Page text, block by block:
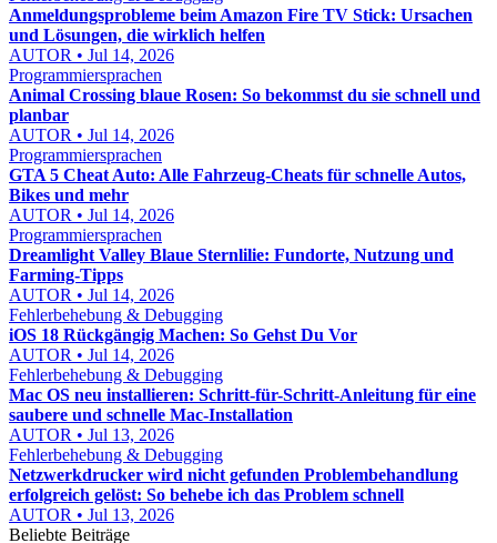
Anmeldungsprobleme beim Amazon Fire TV Stick: Ursachen
und Lösungen, die wirklich helfen
AUTOR • Jul 14, 2026
Programmiersprachen
Animal Crossing blaue Rosen: So bekommst du sie schnell und
planbar
AUTOR • Jul 14, 2026
Programmiersprachen
GTA 5 Cheat Auto: Alle Fahrzeug-Cheats für schnelle Autos,
Bikes und mehr
AUTOR • Jul 14, 2026
Programmiersprachen
Dreamlight Valley Blaue Sternlilie: Fundorte, Nutzung und
Farming-Tipps
AUTOR • Jul 14, 2026
Fehlerbehebung & Debugging
iOS 18 Rückgängig Machen: So Gehst Du Vor
AUTOR • Jul 14, 2026
Fehlerbehebung & Debugging
Mac OS neu installieren: Schritt-für-Schritt-Anleitung für eine
saubere und schnelle Mac-Installation
AUTOR • Jul 13, 2026
Fehlerbehebung & Debugging
Netzwerkdrucker wird nicht gefunden Problembehandlung
erfolgreich gelöst: So behebe ich das Problem schnell
AUTOR • Jul 13, 2026
Beliebte Beiträge